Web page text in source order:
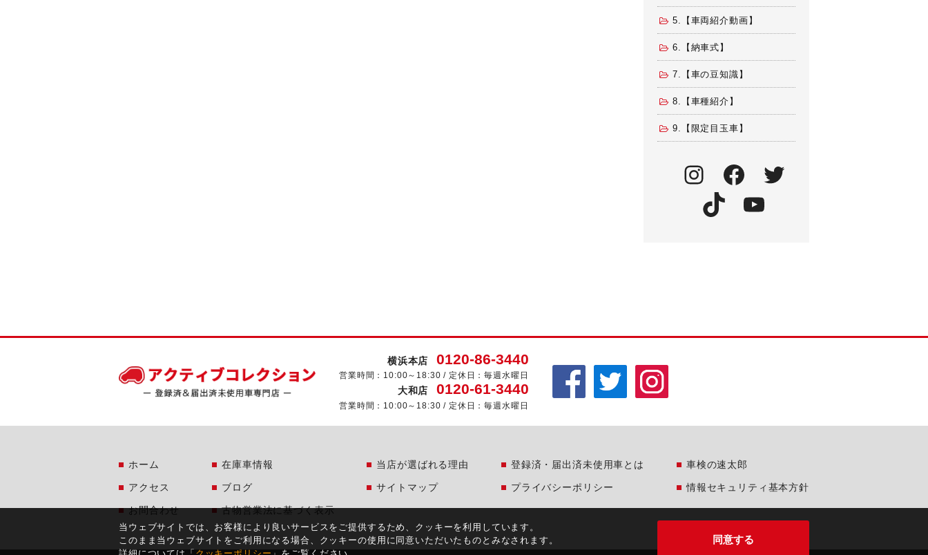
5.【車両紹介動画】
6.【納車式】
7.【車の豆知識】
8.【車種紹介】
9.【限定目玉車】
Instagram
Facebook
TikTokYouTube
横浜本店 0120-86-3440
営業時間：10:00～18:30 / 定休日：毎週水曜日
大和店 0120-61-3440
営業時間：10:00～18:30 / 定休日：毎週水曜日
ホーム
アクセス
お問合わせ
在庫車情報
ブログ
古物営業法に基づく表示
当店が選ばれる理由
サイトマップ
登録済・届出済未使用車とは
プライバシーポリシー
車検の速太郎
情報セキュリティ基本方針
当ウェブサイトでは、お客様により良いサービスをご提供するため、クッキーを利用しています。
このまま当ウェブサイトをご利用になる場合、クッキーの使用に同意いただいたものとみなされます。
同意する